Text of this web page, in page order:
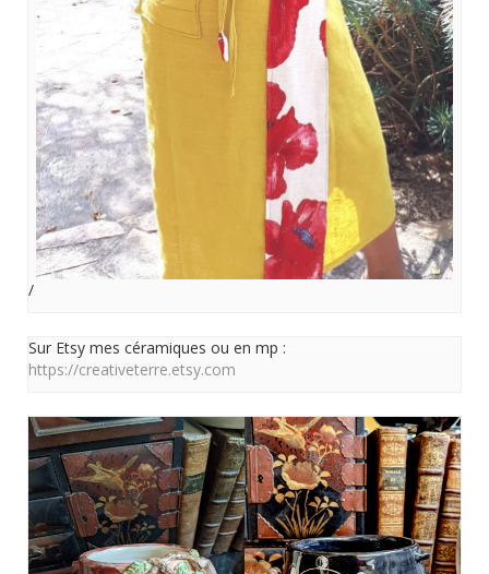
/
Sur Etsy mes céramiques ou en mp :
https://creativeterre.etsy.com